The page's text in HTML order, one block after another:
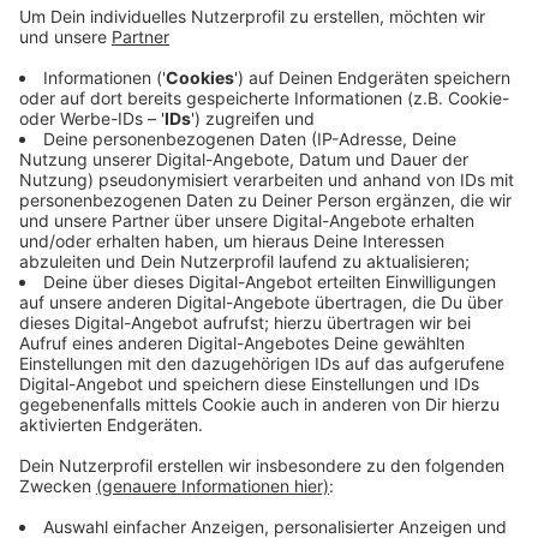
Mädchen im Kölner Hauptbahnhof gestoppt, als sie
Sachen aus einer Parfümerie gestohlen hatten.
Die Polizei stellte bei den Ermittlungen danach
fest, dass bei beiden Mädchen eine
Vermisstenanzeige vorlag. Eins davon lebt in
Wuppertal. Die Polizei informierte die
Erziehungsberechtigten, die Jugendliche fuhr
später selbst mit dem Zug nach Hause.
Veröffentlicht:Mittwoch, 27.09.2023 14:17
Anzeige